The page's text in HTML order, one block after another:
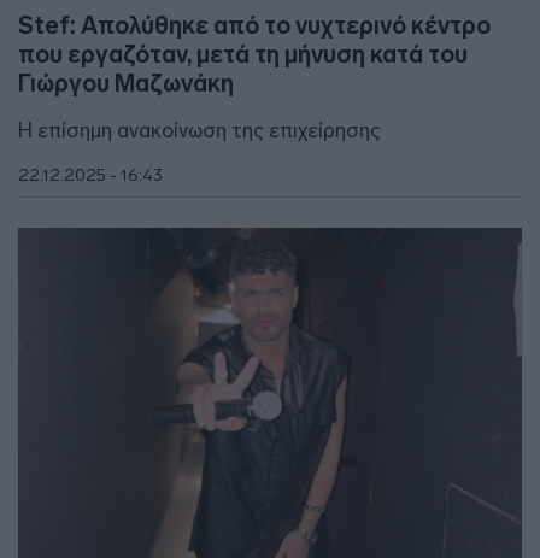
Stef: Απολύθηκε από το νυχτερινό κέντρο
που εργαζόταν, μετά τη μήνυση κατά του
Γιώργου Μαζωνάκη
Η επίσημη ανακοίνωση της επιχείρησης
22.12.2025 - 16:43